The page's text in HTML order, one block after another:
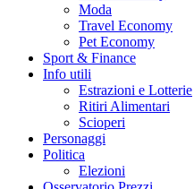
Moda
Travel Economy
Pet Economy
Sport & Finance
Info utili
Estrazioni e Lotterie
Ritiri Alimentari
Scioperi
Personaggi
Politica
Elezioni